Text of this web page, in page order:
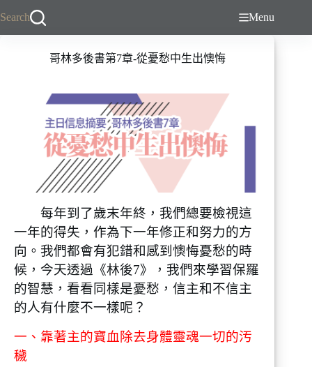
Search Menu
哥林多後書第7章-從憂愁中生出懊悔
每年到了歲末年終，我們總要檢視這
一年的得失，作為下一年修正和努力的方
向。我們都會有犯錯和感到懊悔憂愁的時
候，今天透過《林後7》，我們來學習保羅
的智慧，看看同樣是憂愁，信主和不信主
的人有什麼不一樣呢？
一、靠著主的寶血除去身體靈魂一切的汚
穢